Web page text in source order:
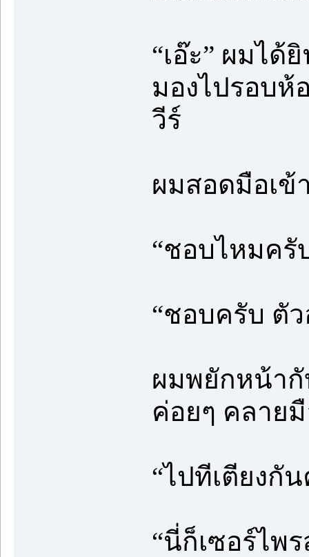
“เอ๊ะ” ผมได้
มองไปรอบห้
วีร์
ผมสอดมือเข้
“ชอบไหมครั
“ชอบครับ ตั
ผมพยักหน้า
ค่อยๆ คลาย
“ไปทีเตียงกั
“นี่ก็เซอร์ไพ